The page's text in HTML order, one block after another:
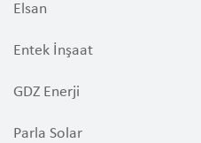
Elsan
Entek İnşaat
GDZ Enerji
Parla Solar